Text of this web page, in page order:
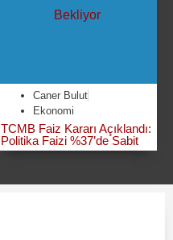
Caner Bulut
Ekonomi
TCMB Faiz Kararı Açıklandı:
Politika Faizi %37’de Sabit